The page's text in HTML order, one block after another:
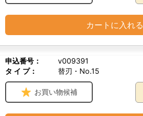
カートに入れる
申込番号：
v009391
タ イ プ：
替刃・No.15
お買い物候補